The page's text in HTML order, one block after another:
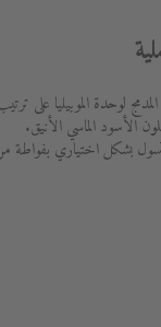
لوحدة الموبيليا على
الأسود الماسي الأنيق.
بشكل اختياري بفواطة